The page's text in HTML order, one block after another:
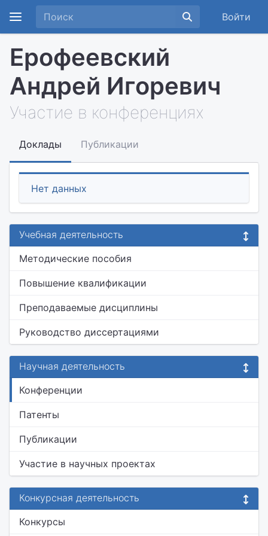
Войти
Ерофеевский
Андрей Игоревич
Участие в конференциях
Доклады Публикации
Нет данных
Учебная деятельность
Методические пособия
Повышение квалификации
Преподаваемые дисциплины
Руководство диссертациями
Научная деятельность
Конференции
Патенты
Публикации
Участие в научных проектах
Конкурсная деятельность
Конкурсы